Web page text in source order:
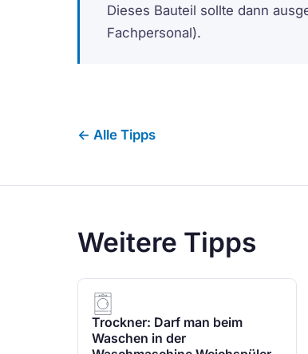
Dieses Bauteil sollte dann
Fachpersonal).
← Alle Tipps
Weitere Tipps
Trockner: Darf man beim
Waschen in der